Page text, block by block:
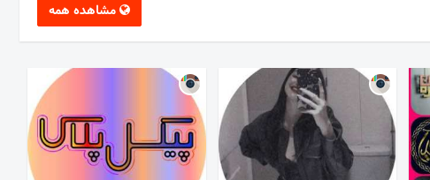
مشاهده همه